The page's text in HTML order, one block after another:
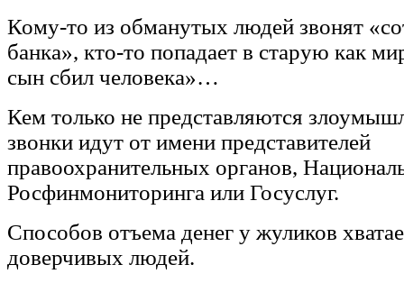
Кому-то из обманутых людей звонят
банка», кто-то попадает в старую как
сын сбил человека»…
Кем только не представляются
звонки идут от имени представителей
правоохранительных органов,
Росфинмониторинга или Госуслуг.
Способов отъема денег у жуликов
доверчивых людей.